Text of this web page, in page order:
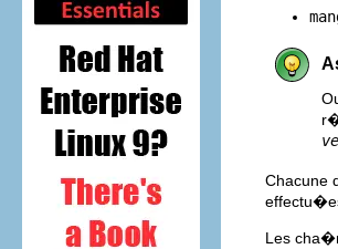
Chacune
Les